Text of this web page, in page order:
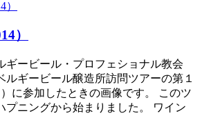
）
ギービール・プロフェショナル教会
ルギービール醸造所訪問ツアーの第１
に参加したときの画像です。 このツ
プニングから始まりました。 ワイン